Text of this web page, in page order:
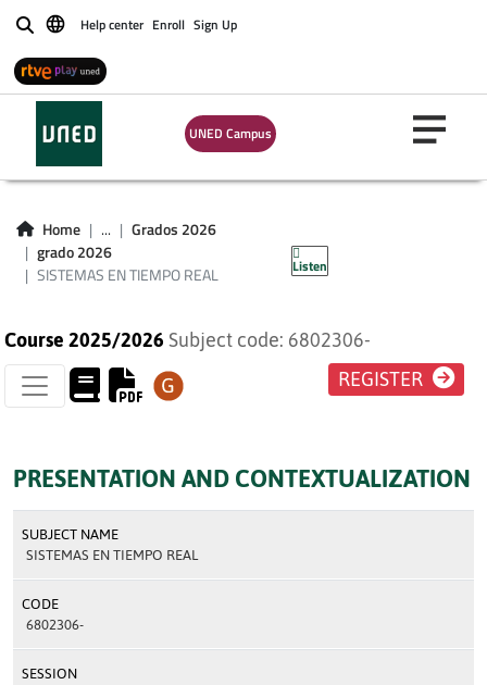
BuscarHelp center Enroll Sign Up
UNED Campus
Home ...
Grados 2026
grado 2026
SISTEMAS EN TIEMPO REAL
Listen
SISTEMAS EN
TIEMPO REAL
Course 2025/2026 Subject code: 6802306-
REGISTER
PRESENTATION AND CONTEXTUALIZATION
SUBJECT NAME
SISTEMAS EN TIEMPO REAL
CODE
6802306-
SESSION